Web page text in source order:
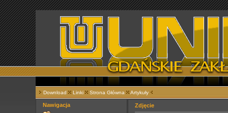
Download Linki Strona Główna Artykuły
Nawigacja
Zdjęcie